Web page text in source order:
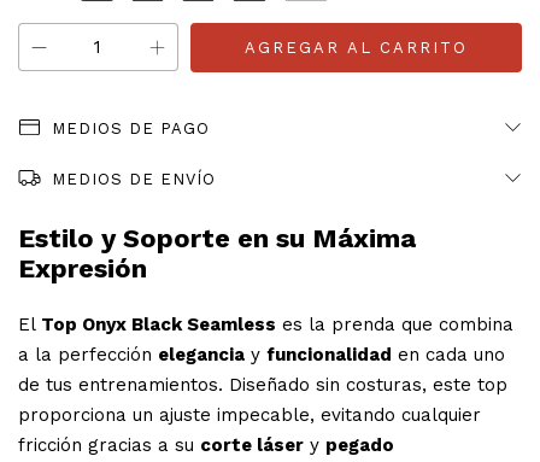
MEDIOS DE PAGO
MEDIOS DE ENVÍO
Estilo y Soporte en su Máxima
Expresión
El Top Onyx Black Seamless es la prenda que combina
a la perfección elegancia y funcionalidad en cada uno
de tus entrenamientos. Diseñado sin costuras, este top
proporciona un ajuste impecable, evitando cualquier
fricción gracias a su corte láser y pegado